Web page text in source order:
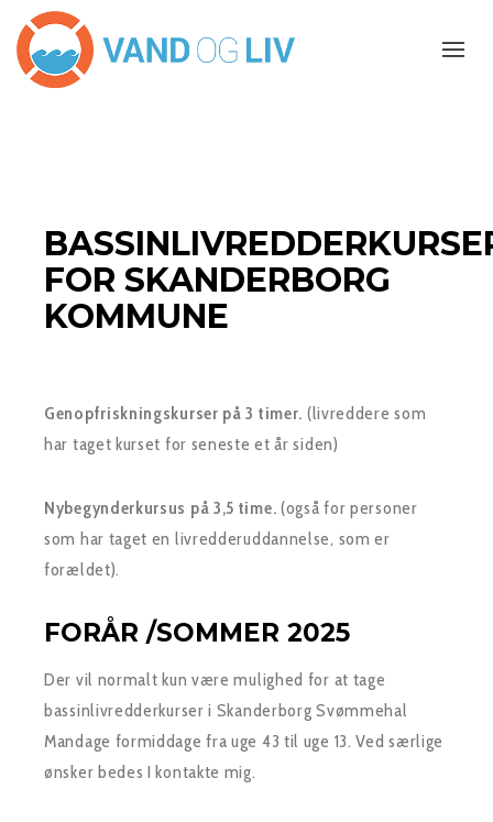
FOR SKANDERBORG
KOMMUNE
Genopfriskningskurser på 3 timer. (livreddere som
har taget kurset for seneste et år siden)
Nybegynderkursus på 3,5 time. (også for personer
som har taget en livredderuddannelse, som er
forældet).
FORÅR /SOMMER 2025
Der vil normalt kun være mulighed for at tage
bassinlivredderkurser i Skanderborg Svømmehal
Mandage formiddage fra uge 43 til uge 13. Ved særlige
ønsker bedes I kontakte mig.